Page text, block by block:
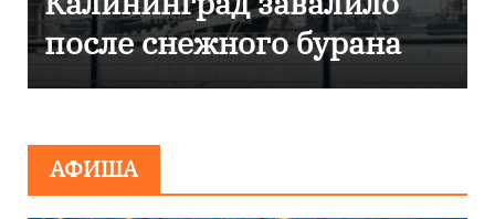
после снежного бурана
АФИША